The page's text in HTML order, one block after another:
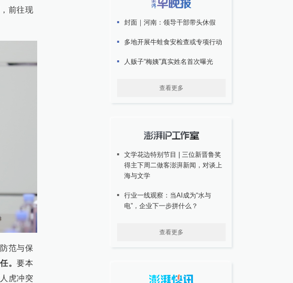
前往现
范与保
。 要本
虎冲突
封面｜河南：领导干部带头休假
多地开展牛蛙食安检查或专项行动
人贩子“梅姨”真实姓名首次曝光
查看更多
文学花边特别节目 | 三位新晋鲁奖
得主下周二做客澎湃新闻，对谈上
海与文学
行业一线观察：当AI成为“水与
电”，企业下一步拼什么？
查看更多